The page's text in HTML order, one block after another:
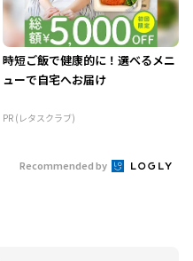
時短ご飯で健康的に！選べるメニ
ューで自宅へお届け
PR (レタスクラブ)
Recommended by